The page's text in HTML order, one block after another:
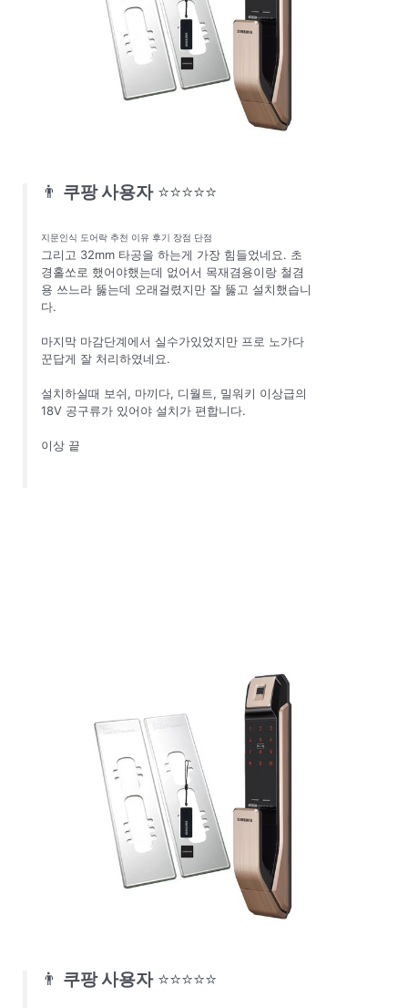
👨 쿠팡 사용자 ⭐⭐⭐⭐⭐
지문인식 도어락 추천 이유 후기 장점 단점
그리고 32mm 타공을 하는게 가장 힘들었네요. 초
경홀쏘로 했어야했는데 없어서 목재겸용이랑 철겸
용 쓰느라 뚫는데 오래걸렸지만 잘 뚫고 설치했습니
다.
마지막 마감단계에서 실수가있었지만 프로 노가다
꾼답게 잘 처리하였네요.
설치하실때 보쉬, 마끼다, 디월트, 밀워키 이상급의
18V 공구류가 있어야 설치가 편합니다.
이상 끝
👨 쿠팡 사용자 ⭐⭐⭐⭐⭐